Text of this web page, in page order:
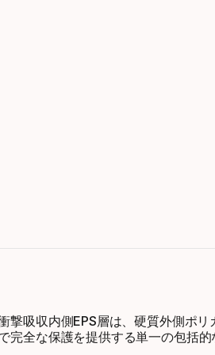
撃吸収内側EPS層は、硬質外側ポリ
完全な保護を提供する単一の包括